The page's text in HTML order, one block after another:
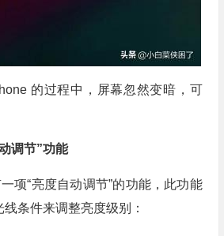
的过程中，屏幕忽然变暗，可
调节”功能
项“亮度自动调节”的功能，此功能
条件来调整亮度级别：